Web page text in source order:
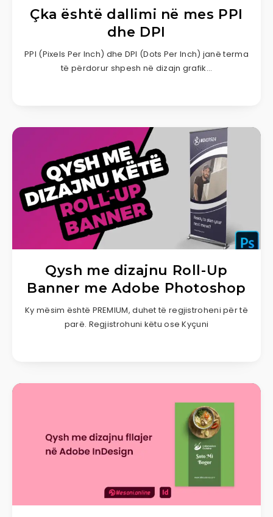
Çka është dallimi në mes PPI
dhe DPI
PPI (Pixels Per Inch) dhe DPI (Dots Per Inch) janë terma
të përdorur shpesh në dizajn grafik…
Qysh me dizajnu Roll-Up
Banner me Adobe Photoshop
Ky mësim është PREMIUM, duhet të regjistroheni për të
parë. Regjistrohuni këtu ose Kyçuni